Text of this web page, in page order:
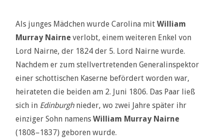
Als junges Mädchen wurde Carolina mit William
Murray Nairne verlobt, einem weiteren Enkel von
Lord Nairne, der 1824 der 5. Lord Nairne wurde.
Nachdem er zum stellvertretenden Generalinspektor
einer schottischen Kaserne befördert worden war,
heirateten die beiden am 2. Juni 1806. Das Paar ließ
sich in Edinburghnieder, wo zwei Jahre später ihr
einziger Sohn namens William Murray Nairne
(1808–1837) geboren wurde.